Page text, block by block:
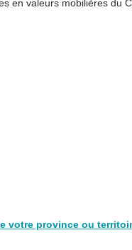
en valeurs mobilières du
votre province ou